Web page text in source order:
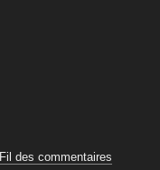
Fil des commentaires